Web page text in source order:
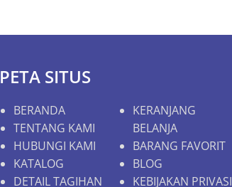
PETA SITUS
BERANDA
TENTANG KAMI
HUBUNGI KAMI
KATALOG
DETAIL TAGIHAN
KERANJANG
BELANJA
BARANG FAVORIT
BLOG
KEBIJAKAN PRIVASI